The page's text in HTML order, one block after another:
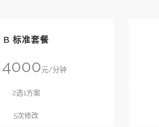
B 标准套餐
4000元/分钟
2选1方案
5次修改